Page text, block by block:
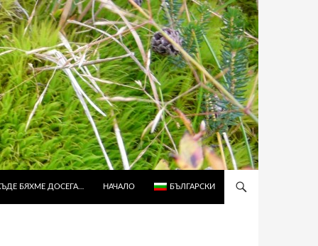
БЯХМЕ ДОСЕГА… НАЧАЛО БЪЛГАРСКИ